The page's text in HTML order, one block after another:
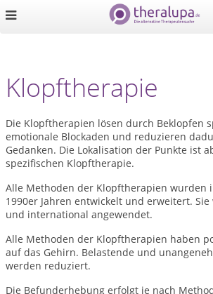
Klopftherapie
Die Klopftherapien lösen durch Beklopfen
emotionale Blockaden und reduzieren
Gedanken. Die Lokalisation der Punkte ist
spezifischen Klopftherapie.
Alle Methoden der Klopftherapien wurden
1990er Jahren entwickelt und erweitert.
und international angewendet.
Alle Methoden der Klopftherapien haben
auf das Gehirn. Belastende und
werden reduziert.
Die Befunderhebung erfolgt je nach